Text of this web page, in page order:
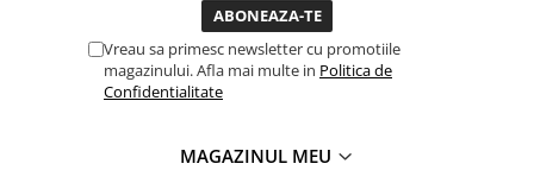
Sisteme de ridicare si sustinere
Capre Auto
Cricuri Hidraulice
Vreau sa primesc newsletter cu promotiile
magazinului. Afla mai multe in Politica de
Confidentialitate
MAGAZINUL MEU